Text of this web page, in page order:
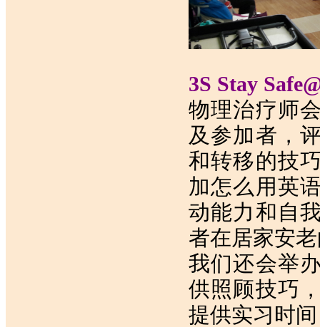
3S Stay
物理治疗师
及参加者，
和转移的技
加怎么用英
动能力和自
者在居家安
我们还会举
供照顾技巧
提供实习时